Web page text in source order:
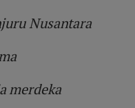
Nusantara
merdeka